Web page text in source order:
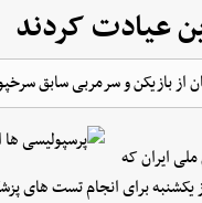
عیادت کردند
از بازیکن و سرمربی سابق
ایران که
یکشنبه برای انجام تست های